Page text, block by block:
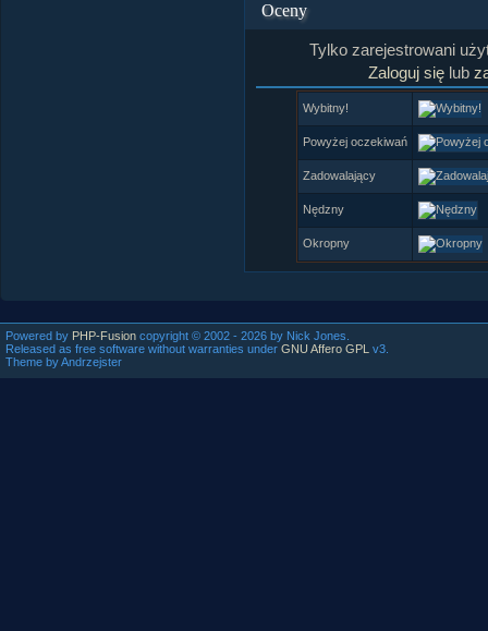
Oceny
Tylko zarejestrowani
Zaloguj się lub
Wybitny!
Powyżej oczekiwań
Zadowalający
Nędzny
Okropny
Powered by PHP-Fusion copyright © 2002 - 2026 by Nick Jones.
Released as free software without warranties under GNU Affero GPL v3.
Theme by Andrzejster